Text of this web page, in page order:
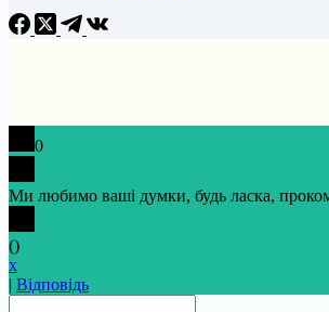
0
Ми любимо ваші думки, будь ласка,
()
x
| Відповідь